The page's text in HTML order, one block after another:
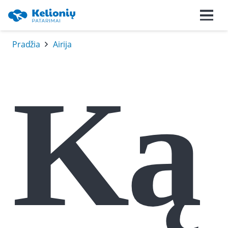
Pradžia Airija
Ką